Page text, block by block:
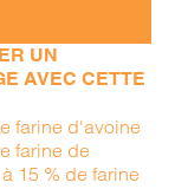
UN
AVEC CETTE
farine d'avoine
farine de
15 % de farine